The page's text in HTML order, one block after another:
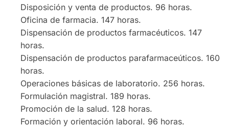
Disposición y venta de productos. 96 horas.
Oficina de farmacia. 147 horas.
Dispensación de productos farmacéuticos. 147
horas.
Dispensación de productos parafarmaceúticos. 160
horas.
Operaciones básicas de laboratorio. 256 horas.
Formulación magistral. 189 horas.
Promoción de la salud. 128 horas.
Formación y orientación laboral. 96 horas.